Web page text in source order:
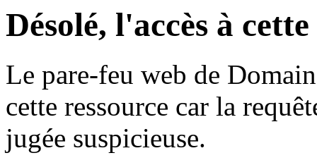
Désolé, l'accès à
Le pare-feu web de
cette ressource car la
jugée suspicieuse.